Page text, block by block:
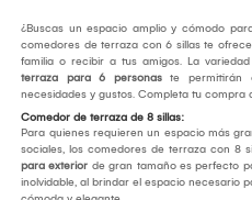
¿Buscas un espacio amplio y cómodo
comedores de terraza con 6 sillas te
familia o recibir a tus amigos. La
terraza para 6 personaste permitirán
necesidades y gustos. Completa tu
Comedor de terraza de 8 sillas:
Para quienes requieren un espacio más
sociales, los comedores de terraza con 8
para exterior de gran tamaño es perfecto
inolvidable, al brindar el espacio necesario